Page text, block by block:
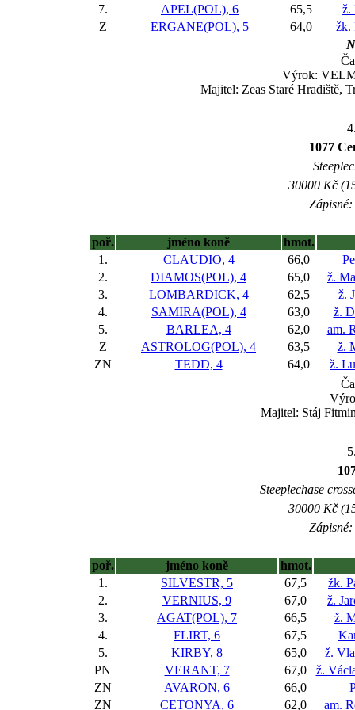
7.
APEL(POL), 6 65,5
ž.
Z
ERGANE(POL), 5 64,0
žk.
Výrok:
Majitel: Zeas Staré Hradiště,
1077
30000 Kč
poř. jméno koně
hmot.
1.
CLAUDIO, 4 66,0
2.
DIAMOS(POL), 4 65,0
ž.
3.
LOMBARDICK, 4 62,5
ž.
4.
SAMIRA(POL), 4 63,0
ž.
5.
BARLEA, 4 62,0
am.
Z
ASTROLOG(POL), 4 63,5
ž.
ZN
TEDD, 4 64,0
ž.
Majitel: Stáj
Steeplechase
30000 Kč
poř. jméno koně
hmot.
1.
SILVESTR, 5 67,5
žk.
2.
VERNIUS, 9 67,0
ž.
3.
AGAT(POL), 7 66,5
ž.
4.
FLIRT, 6 67,5
5.
KIRBY, 8 65,0
ž.
PN
VERANT, 7 67,0
ž.
ZN
AVARON, 6 66,0
ZN
CETONYA, 6 62,0 am.